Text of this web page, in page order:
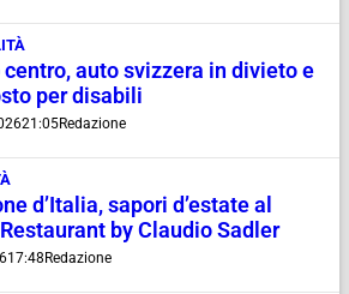
centro, auto svizzera in divieto e
per disabili
21:05Redazione
d’Italia, sapori d’estate al
by Claudio Sadler
17:48 Redazione